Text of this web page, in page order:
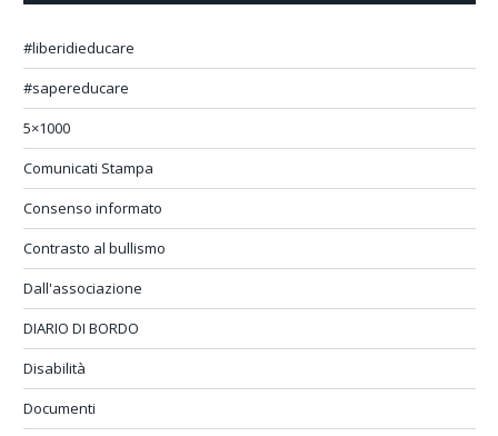
#liberidieducare
#sapereducare
5×1000
Comunicati Stampa
Consenso informato
Contrasto al bullismo
Dall'associazione
DIARIO DI BORDO
Disabilità
Documenti